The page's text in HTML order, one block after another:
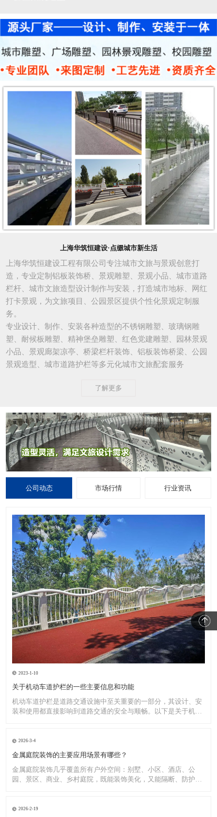
上海华筑恒建设·点缀城市新生活
上海华筑恒建设工程有限公司专注城市文旅与景观创意打
造，专业定制铝板装饰桥、景观雕塑、景观小品、城市道路
栏杆、城市文旅造型设计制作与安装，打造城市地标、网红
打卡景观，为文旅项目、公园景区提供个性化景观定制服
务。
专业设计、制作、安装各种造型的不锈钢雕塑、玻璃钢雕
塑、耐候板雕塑、精神堡垒雕塑、红色党建雕塑、园林景观
小品、景观廊架凉亭、桥梁栏杆装饰、铝板装饰桥梁、公园
景观造型、城市道路护栏等多元化城市文旅配套服务
了解更多
公司动态 市场行情 行业资讯
2023-1-10
关于机动车道护栏的一些主要信息和功能
机动车道护栏是道路交通设施中至关重要的一部分，其设计、安
装和使用都直接影响到道路交通的安全与顺畅。以下是关于机动
2026-3-4
金属庭院装饰的主要应用场景有哪些？
金属庭院装饰几乎覆盖所有户外空间：别墅、小区、酒店、公
园、景区、商业、乡村庭院，既能装饰美化，又能隔断、防护、
2026-2-19